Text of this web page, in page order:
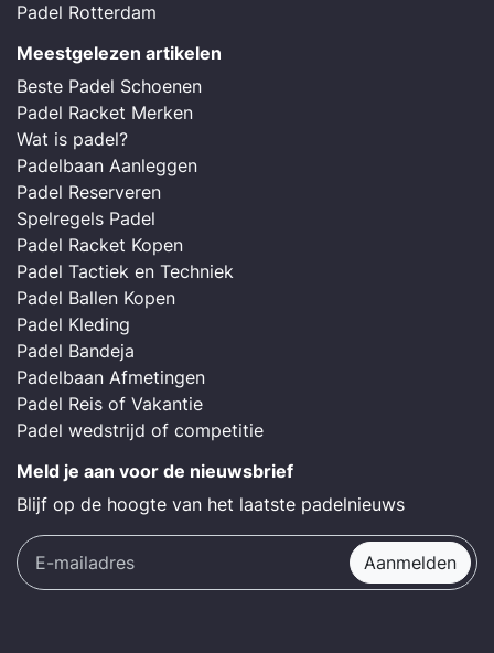
Padel Rotterdam
Meestgelezen artikelen
Beste Padel Schoenen
Padel Racket Merken
Wat is padel?
Padelbaan Aanleggen
Padel Reserveren
Spelregels Padel
Padel Racket Kopen
Padel Tactiek en Techniek
Padel Ballen Kopen
Padel Kleding
Padel Bandeja
Padelbaan Afmetingen
Padel Reis of Vakantie
Padel wedstrijd of competitie
Meld je aan voor de nieuwsbrief
Blijf op de hoogte van het laatste padelnieuws
Aanmelden